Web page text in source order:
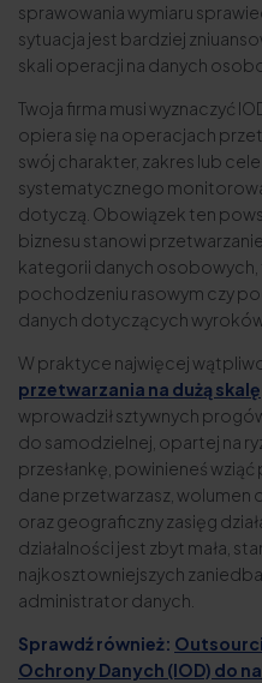
sprawowania wymiaru
sytuacja jest bardziej
skali operacji na danych
Twoja firma musi wyznaczyć
opiera się na operacjach
swój charakter, zakres lub
systematycznego
dotyczą. Obowiązek ten
biznesu stanowi
kategorii danych osobowych,
pochodzeniu rasowym czy
danych dotyczących wyroków
W praktyce najwięcej
przetwarzania na dużą skalę
wprowadził sztywnych
do samodzielnej, opartej na
przesłankę, powinieneś
dane przetwarzasz,
oraz geograficzny zasięg
działalności jest zbyt mała,
najkosztowniejszych
administrator danych.
Sprawdź również:
Ochrony Danych (IOD) do